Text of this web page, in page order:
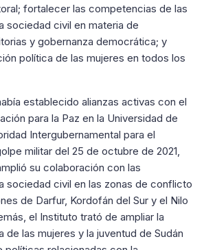
fortalecer las competencias de las
sociedad civil en materia de
y gobernanza democrática; y
política de las mujeres en todos los
establecido alianzas activas con el
para la Paz en la Universidad de
Intergubernamental para el
militar del 25 de octubre de 2021,
su colaboración con las
sociedad civil en las zonas de conflicto
de Darfur, Kordofán del Sur y el Nilo
el Instituto trató de ampliar la
de las mujeres y la juventud de Sudán